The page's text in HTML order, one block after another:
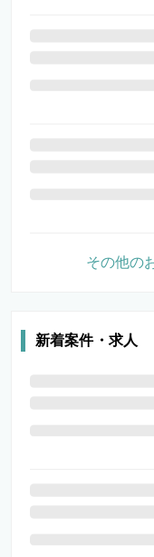
その他の
新着案件・求人